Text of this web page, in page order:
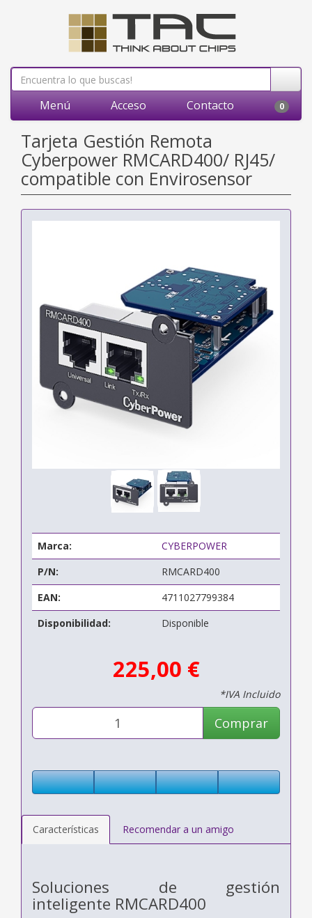
Menú Acceso Contacto 0
Tarjeta Gestión Remota
Cyberpower RMCARD400/ RJ45/
compatible con Envirosensor
Marca:
CYBERPOWER
P/N:
RMCARD400
EAN:
4711027799384
Disponibilidad:
Disponible
225,00 €
*IVA Incluido
Comprar
Características Recomendar a un amigo
Soluciones de gestión
inteligente RMCARD400